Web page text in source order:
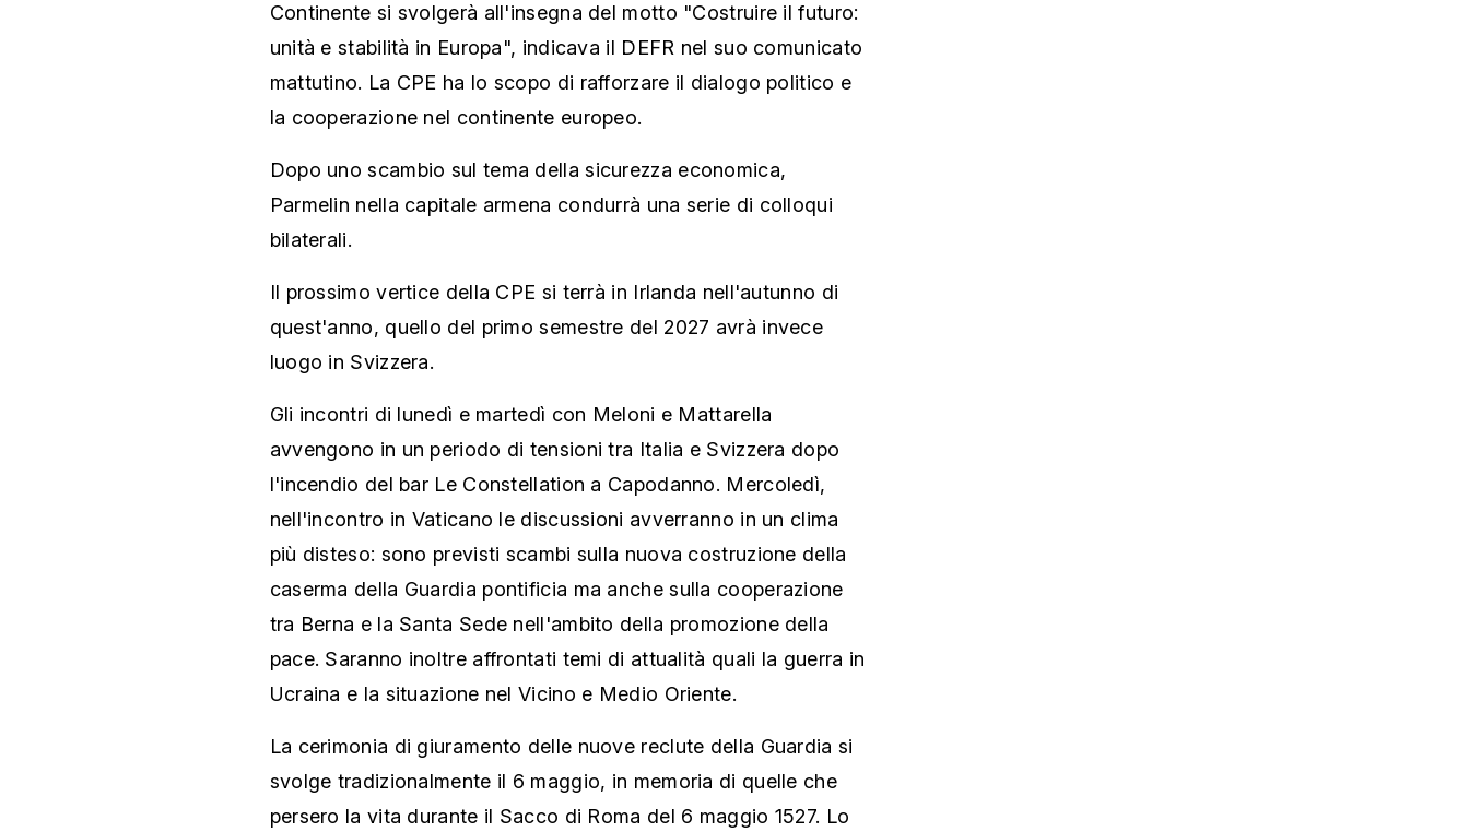
Continente si svolgerà all'insegna del motto "Costruire il futuro:
unità e stabilità in Europa", indicava il DEFR nel suo comunicato
mattutino. La CPE ha lo scopo di rafforzare il dialogo politico e
la cooperazione nel continente europeo.
Dopo uno scambio sul tema della sicurezza economica,
Parmelin nella capitale armena condurrà una serie di colloqui
bilaterali.
Il prossimo vertice della CPE si terrà in Irlanda nell'autunno di
quest'anno, quello del primo semestre del 2027 avrà invece
luogo in Svizzera.
Gli incontri di lunedì e martedì con Meloni e Mattarella
avvengono in un periodo di tensioni tra Italia e Svizzera dopo
l'incendio del bar Le Constellation a Capodanno. Mercoledì,
nell'incontro in Vaticano le discussioni avverranno in un clima
più disteso: sono previsti scambi sulla nuova costruzione della
caserma della Guardia pontificia ma anche sulla cooperazione
tra Berna e la Santa Sede nell'ambito della promozione della
pace. Saranno inoltre affrontati temi di attualità quali la guerra in
Ucraina e la situazione nel Vicino e Medio Oriente.
La cerimonia di giuramento delle nuove reclute della Guardia si
svolge tradizionalmente il 6 maggio, in memoria di quelle che
persero la vita durante il Sacco di Roma del 6 maggio 1527. Lo